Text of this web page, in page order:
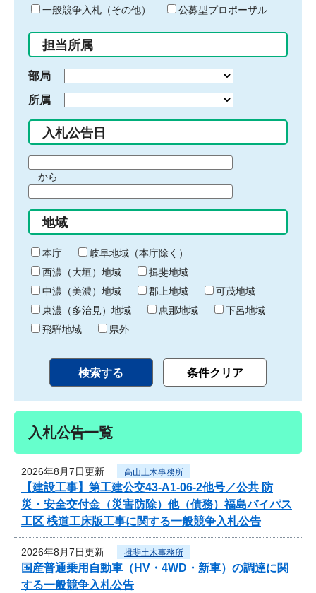
ド
入
力
一般競争入札（その他）
公募型プロポーザル
担当所属
部局
所属
入札公告日
間
始
り
から
間
終
わ
り
地域
本庁
岐阜地域（本庁除く）
西濃（大垣）地域
揖斐地域
中濃（美濃）地域
郡上地域
可茂地域
東濃（多治見）地域
恵那地域
下呂地域
飛騨地域
県外
入札公告一覧
2026年8月7日更新 高山土木事務所
【建設工事】第工建公交43-A1-06-2他号／公共 防
災・安全交付金（災害防除）他（債務）福島バイパス
工区 桟道工床版工事に関する一般競争入札公告
2026年8月7日更新 揖斐土木事務所
国産普通乗用自動車（HV・4WD・新車）の調達に関
する一般競争入札公告